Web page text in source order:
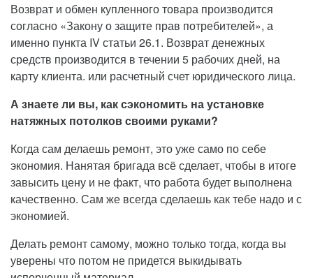
Возврат и обмен купленного товара производится
согласно «Закону о защите прав потребителей», а
именно пункта IV статьи 26.1. Возврат денежных
средств производится в течении 5 рабочих дней, на
карту клиента. или расчетный счет юридического лица.
А знаете ли вы, как сэкономить на установке
натяжных потолков своими руками?
Когда сам делаешь ремонт, это уже само по себе
экономия. Нанятая бригада всё сделает, чтобы в итоге
завысить цену и не факт, что работа будет выполнена
качественно. Сам же всегда сделаешь как тебе надо и с
экономией.
Делать ремонт самому, можно только тогда, когда вы
уверены что потом не придется выкидывать